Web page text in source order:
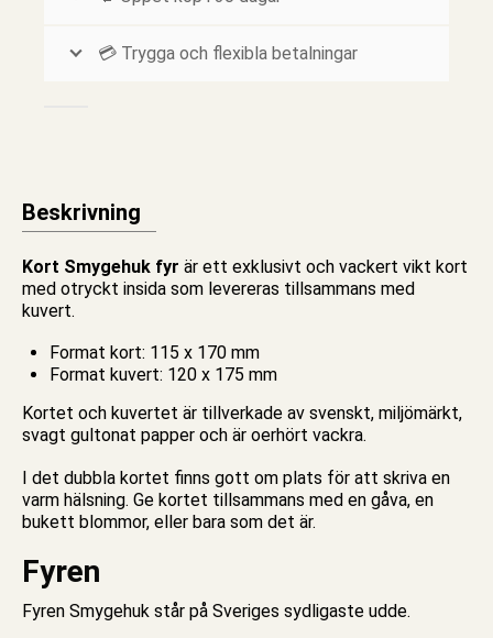
💳 Trygga och flexibla betalningar
Beskrivning
Kort Smygehuk fyr är ett exklusivt och vackert vikt kort
med otryckt insida som levereras tillsammans med
kuvert.
Format kort: 115 x 170 mm
Format kuvert: 120 x 175 mm
Kortet och kuvertet är tillverkade av svenskt, miljömärkt,
svagt gultonat papper och är oerhört vackra.
I det dubbla kortet finns gott om plats för att skriva en
varm hälsning. Ge kortet tillsammans med en gåva, en
bukett blommor, eller bara som det är.
Fyren
Fyren Smygehuk står på Sveriges sydligaste udde.